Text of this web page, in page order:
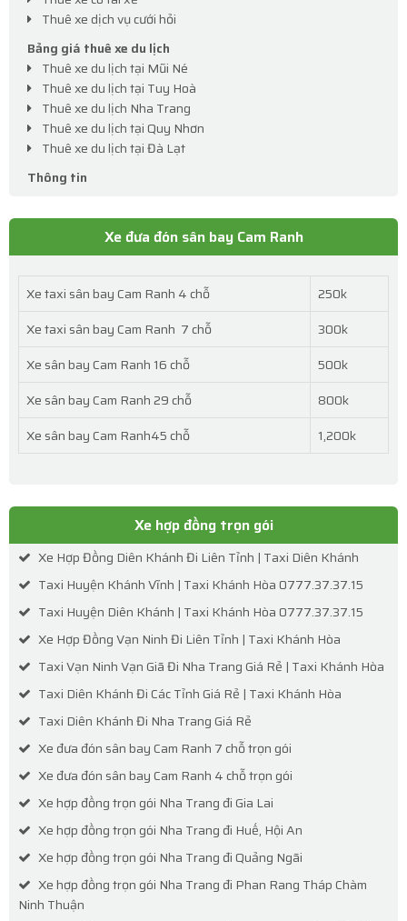
Thuê xe dịch vụ cưới hỏi
Bảng giá thuê xe du lịch
Thuê xe du lịch tại Mũi Né
Thuê xe du lịch tại Tuy Hoà
Thuê xe du lịch Nha Trang
Thuê xe du lịch tại Quy Nhơn
Thuê xe du lịch tại Đà Lạt
Thông tin
Xe đưa đón sân bay Cam Ranh
Xe taxi sân bay Cam Ranh 4 chỗ
250k
Xe taxi sân bay Cam Ranh 7 chỗ
300k
Xe sân bay Cam Ranh 16 chỗ
500k
Xe sân bay Cam Ranh 29 chỗ
800k
Xe sân bay Cam Ranh45 chỗ
1,200k
Xe hợp đồng trọn gói
Xe Hợp Đồng Diên Khánh Đi Liên Tỉnh | Taxi Diên Khánh
Taxi Huyện Khánh Vĩnh | Taxi Khánh Hòa 0777.37.37.15
Taxi Huyện Diên Khánh | Taxi Khánh Hòa 0777.37.37.15
Xe Hợp Đồng Vạn Ninh Đi Liên Tỉnh | Taxi Khánh Hòa
Taxi Vạn Ninh Vạn Giã Đi Nha Trang Giá Rẻ | Taxi Khánh Hòa
Taxi Diên Khánh Đi Các Tỉnh Giá Rẻ | Taxi Khánh Hòa
Taxi Diên Khánh Đi Nha Trang Giá Rẻ
Xe đưa đón sân bay Cam Ranh 7 chỗ trọn gói
Xe đưa đón sân bay Cam Ranh 4 chỗ trọn gói
Xe hợp đồng trọn gói Nha Trang đi Gia Lai
Xe hợp đồng trọn gói Nha Trang đi Huế, Hội An
Xe hợp đồng trọn gói Nha Trang đi Quảng Ngãi
Xe hợp đồng trọn gói Nha Trang đi Phan Rang Tháp Chàm
Ninh Thuận